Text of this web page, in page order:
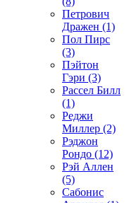
Петрович
Дражен (1)
Пол Пирс
(3)
Пэйтон
Гэри (3)
Рассел Билл
(1)
Реджи
Миллер (2)
Рэджон
Рондо (12)
Рэй Аллен
(5)
Сабонис